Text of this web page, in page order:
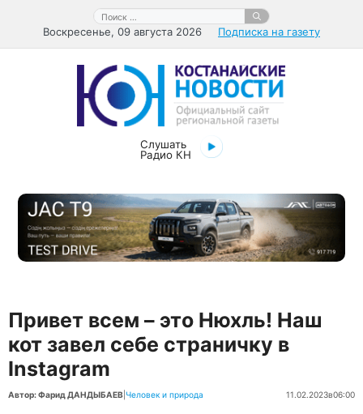
содержимому
Поиск:
Воскресенье, 09 августа 2026 Подписка на газету
Слушать
Радио КН
Привет всем – это Нюхль! Наш
кот завел себе страничку в
Instagram
Автор: Фарид ДАНДЫБАЕВ Человек и природа 11.02.2023в06:00